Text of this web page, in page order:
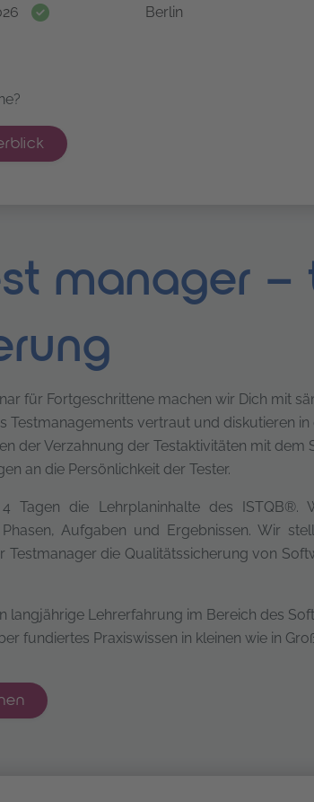
Advanced Level - Testmanagement 3.0
Termingarantie
Berlin
manager –
für Fortgeschrittene machen wir Dich mit
Testmanagements vertraut und diskutieren
der Verzahnung der Testaktivitäten mit
an die Persönlichkeit der Tester.
Tagen die Lehrplaninhalte des ISTQB®.
Aufgaben und Ergebnissen. Wir
Testmanager die Qualitätssicherung von
langjährige Lehrerfahrung im Bereich des
fundiertes Praxiswissen in kleinen wie in
tester advanced level -